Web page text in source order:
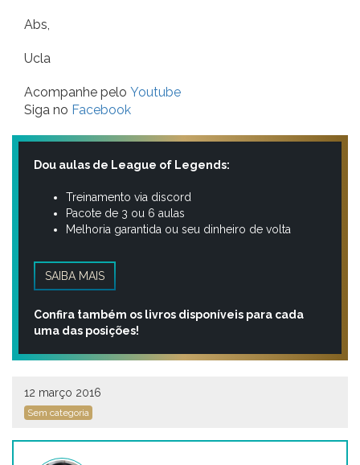
Abs,
Ucla
Acompanhe pelo Youtube
Siga no Facebook
Dou aulas de League of Legends:
Treinamento via discord
Pacote de 3 ou 6 aulas
Melhoria garantida ou seu dinheiro de volta
SAIBA MAIS
Confira também os livros disponíveis para cada
uma das posições!
12 março 2016
Sem categoria